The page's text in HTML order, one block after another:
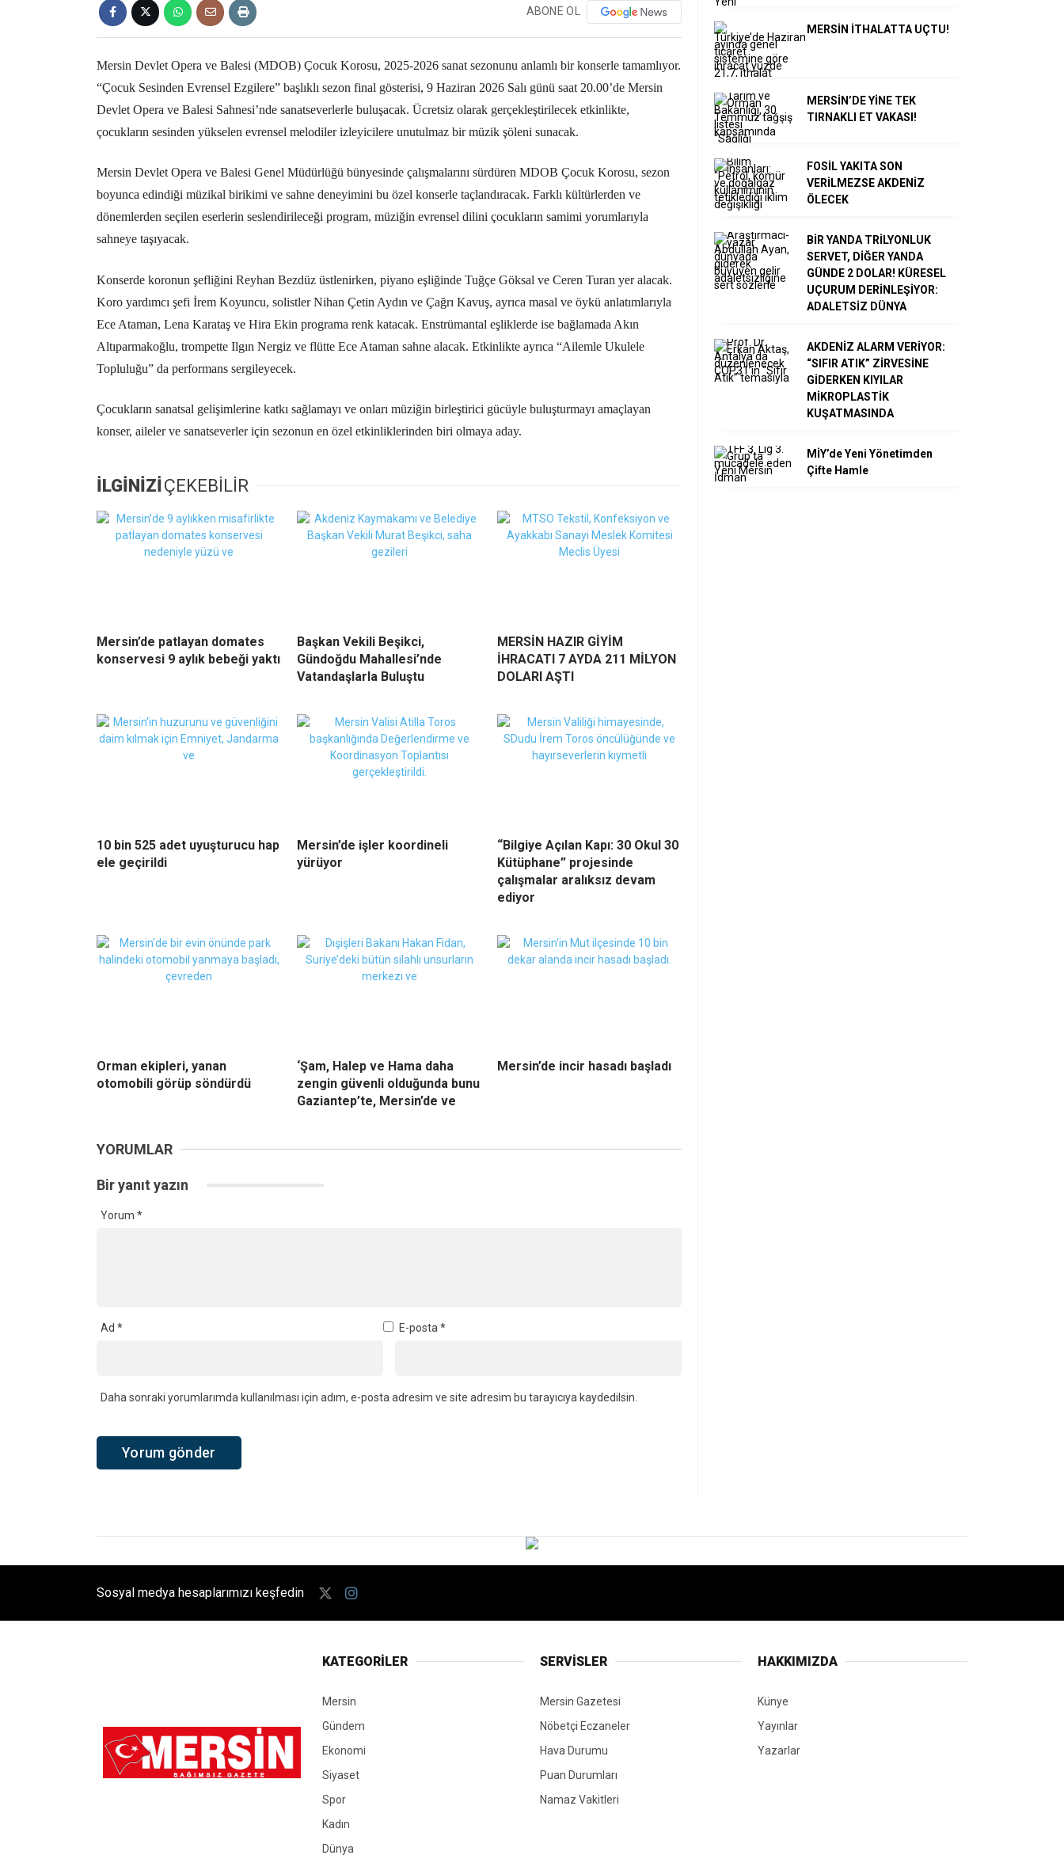
ABONE OL
Mersin Devlet Opera ve Balesi (MDOB) Çocuk Korosu, 2025-2026 sanat sezonunu anlamlı bir konserle tamamlıyor.
“Çocuk Sesinden Evrensel Ezgilere” başlıklı sezon final gösterisi, 9 Haziran 2026 Salı günü saat 20.00’de Mersin
Devlet Opera ve Balesi Sahnesi’nde sanatseverlerle buluşacak. Ücretsiz olarak gerçekleştirilecek etkinlikte,
çocukların sesinden yükselen evrensel melodiler izleyicilere unutulmaz bir müzik şöleni sunacak.
Mersin Devlet Opera ve Balesi Genel Müdürlüğü bünyesinde çalışmalarını sürdüren MDOB Çocuk Korosu, sezon
boyunca edindiği müzikal birikimi ve sahne deneyimini bu özel konserle taçlandıracak. Farklı kültürlerden ve
dönemlerden seçilen eserlerin seslendirileceği program, müziğin evrensel dilini çocukların samimi yorumlarıyla
sahneye taşıyacak.
Konserde koronun şefliğini Reyhan Bezdüz üstlenirken, piyano eşliğinde Tuğçe Göksal ve Ceren Turan yer alacak.
Koro yardımcı şefi İrem Koyuncu, solistler Nihan Çetin Aydın ve Çağrı Kavuş, ayrıca masal ve öykü anlatımlarıyla
Ece Ataman, Lena Karataş ve Hira Ekin programa renk katacak. Enstrümantal eşliklerde ise bağlamada Akın
Altıparmakoğlu, trompette Ilgın Nergiz ve flütte Ece Ataman sahne alacak. Etkinlikte ayrıca “Ailemle Ukulele
Topluluğu” da performans sergileyecek.
Çocukların sanatsal gelişimlerine katkı sağlamayı ve onları müziğin birleştirici gücüyle buluşturmayı amaçlayan
konser, aileler ve sanatseverler için sezonun en özel etkinliklerinden biri olmaya aday.
İLGİNİZİÇEKEBİLİR
Mersin’de patlayan domates
konservesi 9 aylık bebeği yaktı
Başkan Vekili Beşikci,
Gündoğdu Mahallesi’nde
Vatandaşlarla Buluştu
MERSİN HAZIR GİYİM
İHRACATI 7 AYDA 211 MİLYON
DOLARI AŞTI
10 bin 525 adet uyuşturucu hap
ele geçirildi
Mersin’de işler koordineli
yürüyor
“Bilgiye Açılan Kapı: 30 Okul 30
Kütüphane” projesinde
çalışmalar aralıksız devam
ediyor
Orman ekipleri, yanan
otomobili görüp söndürdü
‘Şam, Halep ve Hama daha
zengin güvenli olduğunda bunu
Gaziantep’te, Mersin’de ve
Mersin’de incir hasadı başladı
YORUMLAR
Bir yanıt yazın
Yorum *
Ad * E-posta*
Daha sonraki yorumlarımda kullanılması için adım, e-posta adresim ve site adresim bu tarayıcıya kaydedilsin.
MERSİN İTHALATTA UÇTU!
MERSİN’DE YİNE TEK
TIRNAKLI ET VAKASI!
FOSİL YAKITA SON
VERİLMEZSE AKDENİZ
ÖLECEK
BİR YANDA TRİLYONLUK
SERVET, DİĞER YANDA
GÜNDE 2 DOLAR! KÜRESEL
UÇURUM DERİNLEŞİYOR:
ADALETSİZ DÜNYA
AKDENİZ ALARM VERİYOR:
“SIFIR ATIK” ZİRVESİNE
GİDERKEN KIYILAR
MİKROPLASTİK
KUŞATMASINDA
MİY’de Yeni Yönetimden
Çifte Hamle
Sosyal medya hesaplarımızı keşfedin
KATEGORİLER
Mersin
Gündem
Ekonomi
Siyaset
Spor
Kadın
Dünya
SERVİSLER
Mersin Gazetesi
Nöbetçi Eczaneler
Hava Durumu
Puan Durumları
Namaz Vakitleri
HAKKIMIZDA
Künye
Yayınlar
Yazarlar